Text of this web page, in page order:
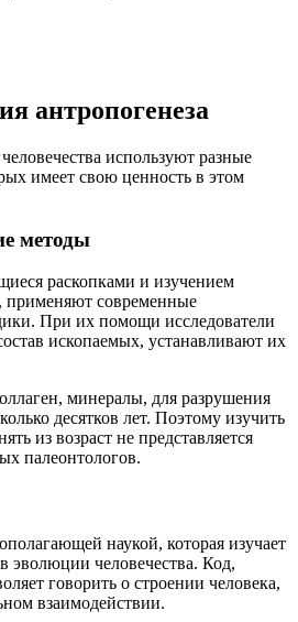
антропогенеза
используют разные
имеет свою ценность в этом
методы
раскопками и изучением
применяют современные
При их помощи исследователи
ископаемых, устанавливают их
минералы, для разрушения
десятков лет. Поэтому изучить
из возраст не представляется
палеонтологов.
наукой, которая изучает
эволюции человечества. Код,
говорить о строении человека,
взаимодействии.